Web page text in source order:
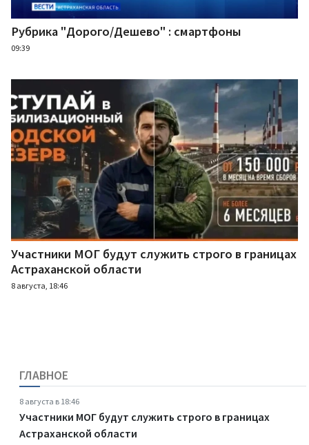
Рубрика "Дорого/Дешево" : смартфоны
09:39
Участники МОГ будут служить строго в границах
Астраханской области
8 августа, 18:46
ГЛАВНОЕ
8 августа в 18:46
Участники МОГ будут служить строго в границах
Астраханской области